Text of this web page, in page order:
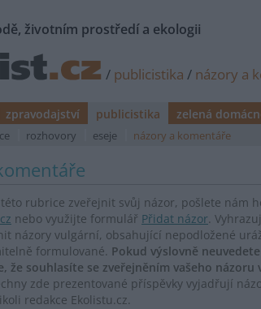
životním prostředí a ekologii
/ publicistika / názory a
zpravodajství publicistika zelená
rozhovory eseje názory a komentáře
rubrice zveřejnit svůj názor, pošlete nám
nebo využijte formulář Přidat názor.
názory vulgární, obsahující nepodložené
formulované. Pokud výslovně
že souhlasíte se zveřejněním vašeho názoru
zde prezentované příspěvky vyjadřují
redakce Ekolistu.cz.